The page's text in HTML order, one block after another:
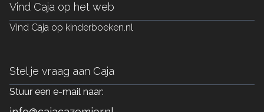
Vind Caja op het web
Vind Caja op kinderboeken.nl
Stel je vraag aan Caja
Stuur een e-mail naar: